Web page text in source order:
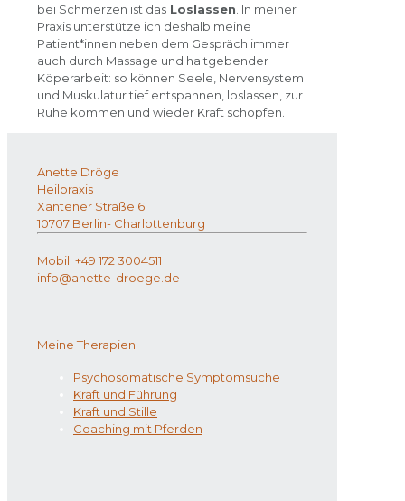
bei Schmerzen ist das Loslassen . In meiner
Praxis unterstütze ich deshalb meine
Patient*innen neben dem Gespräch immer
auch durch Massage und haltgebender
Köperarbeit: so können Seele, Nervensystem
und Muskulatur tief entspannen, loslassen, zur
Ruhe kommen und wieder Kraft schöpfen.
Anette Dröge
Heilpraxis
Xantener Straße 6
10707 Berlin- Charlottenburg
Mobil: +49 172 3004511
info@anette-droege.de
Meine Therapien
Psychosomatische Symptomsuche
Kraft und Führung
Kraft und Stille
Coaching mit Pferden